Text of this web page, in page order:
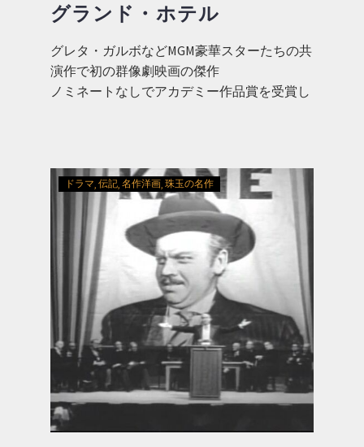
グランド・ホテル
グレタ・ガルボなどMGM豪華スターたちの共
演作で初の群像劇映画の傑作
ノミネートなしでアカデミー作品賞を受賞し
ドラマ 伝記 名作洋画 珠玉の名作